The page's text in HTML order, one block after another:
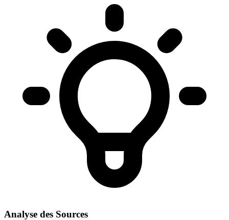
Analyse des Sources